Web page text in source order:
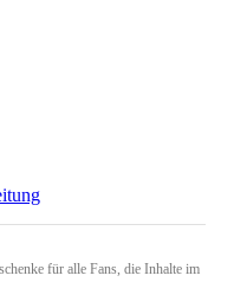
für alle Fans, die Inhalte im